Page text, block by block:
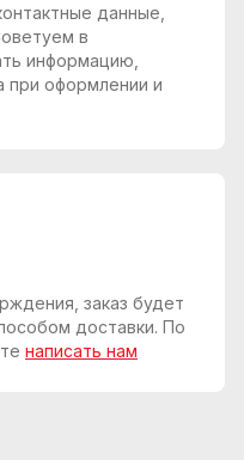
данные,
в
информацию,
при оформлении и
заказ будет
доставки. По
написать нам